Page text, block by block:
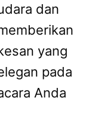
dan
yang
pada
Anda